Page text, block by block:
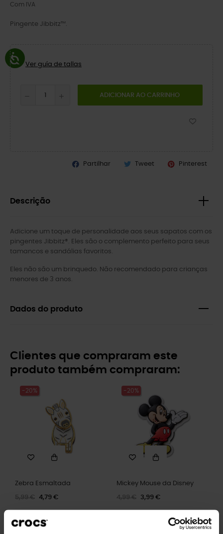
Com IVA
Pingente Jibbitz™.
Ver guía de tallas
ADICIONAR AO CARRINHO
Partilhar Tweet Pinterest
Descrição
Adicione um toque de personalidade aos seus sapatos com os
pingentes Jibbitz®. Eles são o complemento perfeito para seus
tamancos e sandálias favoritos.
Eles não são um brinquedo. Não recomendado para crianças
menores de 3 anos.
Dados do produto
Clientes que compraram este
produto também compraram:
-20%
Zebra Esmaltada
5,99 € 4,79 €
-20%
Mickey Mouse da Disney
4,99 € 3,99 €